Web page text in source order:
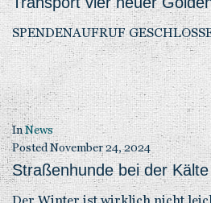
SPENDENAUFRUF
InNews
PostedNovember 24, 2024
Straßenhunde bei der Kälte